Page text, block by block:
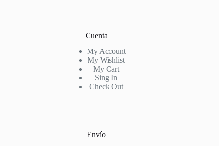
Cuenta
My Account
My Wishlist
My Cart
Sing In
Check Out
Envío